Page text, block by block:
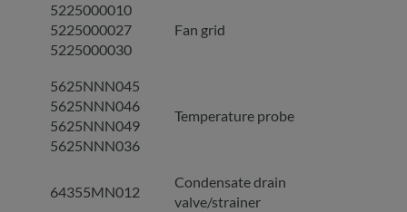
5225000010
5225000027
5225000030
Fan grid
5625NNN045
5625NNN046
5625NNN049
5625NNN036
Temperature probe
64355MN012
Condensate drain
valve/strainer